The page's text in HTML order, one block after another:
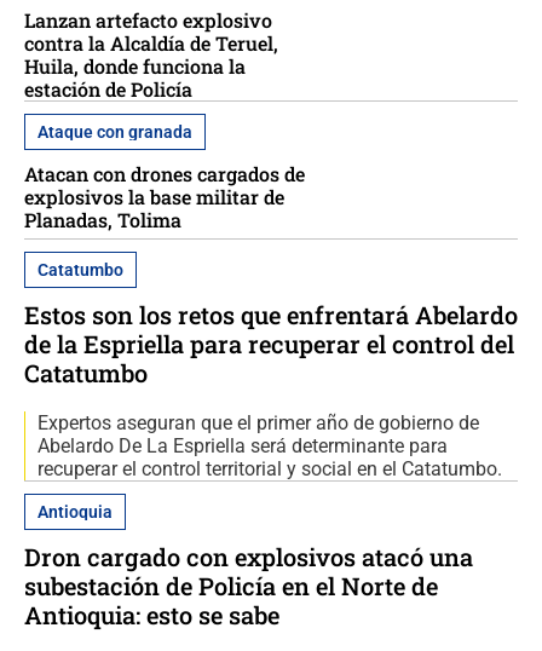
Lanzan artefacto explosivo
contra la Alcaldía de Teruel,
Huila, donde funciona la
estación de Policía
Ataque con granada
Atacan con drones cargados de
explosivos la base militar de
Planadas, Tolima
Catatumbo
Estos son los retos que enfrentará Abelardo
de la Espriella para recuperar el control del
Catatumbo
Expertos aseguran que el primer año de gobierno de
Abelardo De La Espriella será determinante para
recuperar el control territorial y social en el Catatumbo.
Antioquia
Dron cargado con explosivos atacó una
subestación de Policía en el Norte de
Antioquia: esto se sabe